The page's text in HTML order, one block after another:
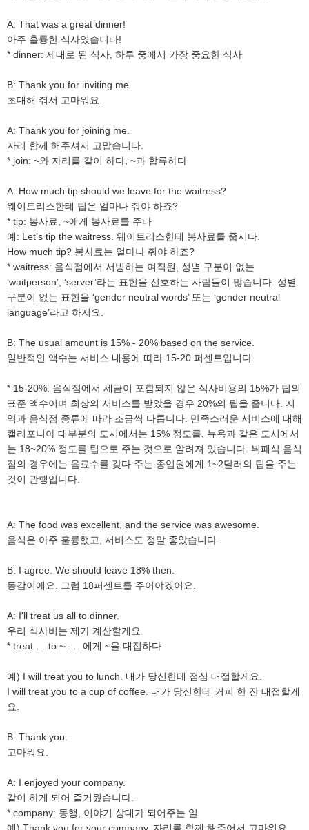
A: That was a great dinner!
아주 훌륭한 식사였습니다!
* dinner: 제대로 된 식사, 하루 중에서 가장 중요한 식사
B: Thank you for inviting me.
초대해 줘서 고마워요.
A: Thank you for joining me.
자리 함께 해주셔서 고맙습니다.
* join: ~와 자리를 같이 하다, ~과 합류하다
A: How much tip should we leave for the waitress?
웨이트리스한테 팁은 얼마나 줘야 하죠?
* tip: 봉사료, ~에게 봉사료를 주다
예: Let’s tip the waitress. 웨이트리스한테 봉사료를 줍시다.
How much tip? 봉사료는 얼마나 줘야 하죠?
* waitress: 음식점에서 서빙하는 여직원, 성별 구분이 없는
‘waitperson’, ‘server’라는 표현을 선호하는 사람들이 많습니다. 성별
구분이 없는 표현을 ‘gender neutral words’ 또는 ‘gender neutral
language’라고 하지요.
B: The usual amount is 15% - 20% based on the service.
일반적인 액수는 서비스 내용에 따라 15-20 퍼센트입니다.
* 15-20%: 음식점에서 세금이 포함되지 않은 식사비용의 15%가 팁의
표준 액수이며 최상의 서비스를 받았을 경우 20%의 팁을 줍니다. 지
역과 음식점 종류에 따라 조금씩 다릅니다. 만족스러운 서비스에 대해
캘리포니아 대부분의 도시에서는 15% 정도를, 뉴욕과 같은 도시에서
는 18~20% 정도를 팁으로 주는 것으로 알려져 있습니다. 뷔페식 음식
점의 경우에는 음료수를 갖다 주는 종업원에게 1~2달러의 팁을 주는
것이 관행입니다.
A: The food was excellent, and the service was awesome.
음식은 아주 훌륭했고, 서비스도 정말 좋았습니다.
B: I agree. We should leave 18% then.
동감이에요. 그럼 18퍼센트를 주어야겠어요.
A: I'll treat us all to dinner.
우리 식사비는 제가 계산할게요.
* treat … to ~ : …에게 ~을 대접하다
예) I will treat you to lunch. 내가 당신한테 점심 대접할게요.
I will treat you to a cup of coffee. 내가 당신한테 커피 한 잔 대접할게
요.
B: Thank you.
고마워요.
A: I enjoyed your company.
같이 하게 되어 즐거웠습니다.
* company: 동행, 이야기 상대가 되어주는 일